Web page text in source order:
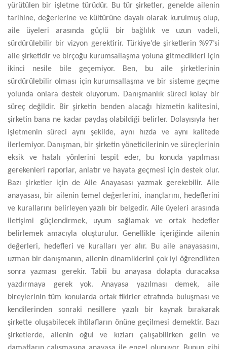
yürütülen bir işletme türüdür. Bu tür şirketler, genelde ailenin
tarihine, değerlerine ve kültürüne dayalı olarak kurulmuş olup,
aile üyeleri arasında güçlü bir bağlılık ve uzun vadeli,
sürdürülebilir bir vizyon gerektirir. Türkiye’de şirketlerin %97’si
aile şirketidir ve birçoğu kurumsallaşma yoluna gitmedikleri için
ikinci nesile bile geçemiyor. Ben, bu aile şirketlerinin
sürdürülebilir olması için kurumsallaşma ve bir sisteme geçme
yolunda onlara destek oluyorum. Danışmanlık süreci kolay bir
süreç değildir. Bir şirketin benden alacağı hizmetin kalitesini,
şirketin bana ne kadar paydaş olabildiği belirler. Dolayısıyla her
işletmenin süreci aynı şekilde, aynı hızda ve aynı kalitede
ilerlemiyor. Danışman, bir şirketin yöneticilerinin ve süreçlerinin
eksik ve hatalı yönlerini tespit eder, bu konuda yapılması
gerekenleri raporlar, anlatır ve hayata geçmesi için destek olur.
Bazı şirketler için de Aile Anayasası yazmak gerekebilir. Aile
anayasası, bir ailenin temel değerlerini, inançlarını, hedeflerini
ve kurallarını belirleyen yazılı bir belgedir. Aile üyeleri arasında
iletişimi güçlendirmek, uyum sağlamak ve ortak hedefler
belirlemek amacıyla oluşturulur. Genellikle içeriğinde ailenin
değerleri, hedefleri ve kuralları yer alır. Bu aile anayasasını,
uzman bir danışmanın, ailenin dinamiklerini çok iyi öğrendikten
sonra yazması gerekir. Tabii bu anayasa dolapta duracaksa
yazdırmaya gerek yok. Anayasa yazılması demek, aile
bireylerinin tüm konularda ortak fikirler etrafında buluşması ve
kendilerinden sonraki nesillere yazılı bir kaynak bırakarak
şirkette oluşabilecek ihtilafların önüne geçilmesi demektir. Bazı
şirketlerde, ailenin oğul ve kızları çalışabilirken gelin ve